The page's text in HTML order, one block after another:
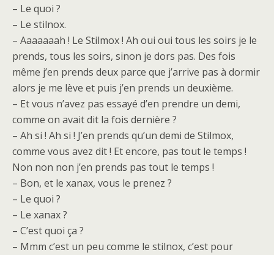
– Le quoi ?
– Le stilnox.
– Aaaaaaah ! Le Stilmox ! Ah oui oui tous les soirs je le
prends, tous les soirs, sinon je dors pas. Des fois
même j’en prends deux parce que j’arrive pas à dormir
alors je me lève et puis j’en prends un deuxième.
– Et vous n’avez pas essayé d’en prendre un demi,
comme on avait dit la fois dernière ?
– Ah si ! Ah si ! J’en prends qu’un demi de Stilmox,
comme vous avez dit ! Et encore, pas tout le temps !
Non non non j’en prends pas tout le temps !
– Bon, et le xanax, vous le prenez ?
– Le quoi ?
– Le xanax ?
– C’est quoi ça ?
– Mmm c’est un peu comme le stilnox, c’est pour